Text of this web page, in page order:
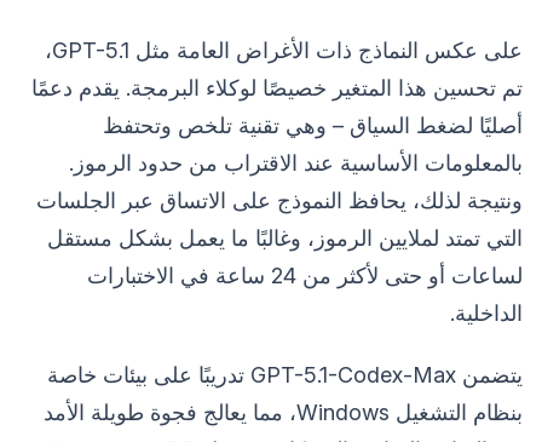
على عكس النماذج ذات الأغراض العامة مثل GPT-5.1،
تم تحسين هذا المتغير خصيصًا لوكلاء البرمجة. يقدم دعمًا
أصليًا لضغط السياق – وهي تقنية تلخص وتحتفظ
بالمعلومات الأساسية عند الاقتراب من حدود الرموز.
ونتيجة لذلك، يحافظ النموذج على الاتساق عبر الجلسات
التي تمتد لملايين الرموز، وغالبًا ما يعمل بشكل مستقل
لساعات أو حتى لأكثر من 24 ساعة في الاختبارات
الداخلية.
يتضمن GPT-5.1-Codex-Max تدريبًا على بيئات خاصة
بنظام التشغيل Windows، مما يعالج فجوة طويلة الأمد